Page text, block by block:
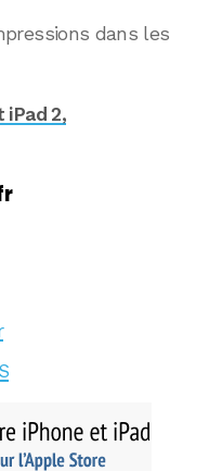
dans les
iPad 2,